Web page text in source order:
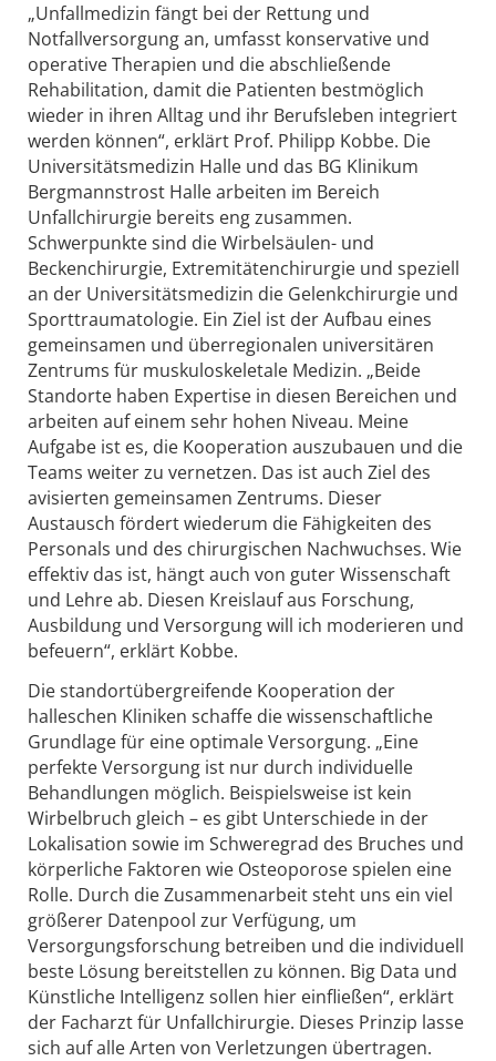
„Unfallmedizin fängt bei der Rettung und
Notfallversorgung an, umfasst konservative und
operative Therapien und die abschließende
Rehabilitation, damit die Patienten bestmöglich
wieder in ihren Alltag und ihr Berufsleben integriert
werden können“, erklärt Prof. Philipp Kobbe. Die
Universitätsmedizin Halle und das BG Klinikum
Bergmannstrost Halle arbeiten im Bereich
Unfallchirurgie bereits eng zusammen.
Schwerpunkte sind die Wirbelsäulen- und
Beckenchirurgie, Extremitätenchirurgie und speziell
an der Universitätsmedizin die Gelenkchirurgie und
Sporttraumatologie. Ein Ziel ist der Aufbau eines
gemeinsamen und überregionalen universitären
Zentrums für muskuloskeletale Medizin. „Beide
Standorte haben Expertise in diesen Bereichen und
arbeiten auf einem sehr hohen Niveau. Meine
Aufgabe ist es, die Kooperation auszubauen und die
Teams weiter zu vernetzen. Das ist auch Ziel des
avisierten gemeinsamen Zentrums. Dieser
Austausch fördert wiederum die Fähigkeiten des
Personals und des chirurgischen Nachwuchses. Wie
effektiv das ist, hängt auch von guter Wissenschaft
und Lehre ab. Diesen Kreislauf aus Forschung,
Ausbildung und Versorgung will ich moderieren und
befeuern“, erklärt Kobbe.
Die standortübergreifende Kooperation der
halleschen Kliniken schaffe die wissenschaftliche
Grundlage für eine optimale Versorgung. „Eine
perfekte Versorgung ist nur durch individuelle
Behandlungen möglich. Beispielsweise ist kein
Wirbelbruch gleich – es gibt Unterschiede in der
Lokalisation sowie im Schweregrad des Bruches und
körperliche Faktoren wie Osteoporose spielen eine
Rolle. Durch die Zusammenarbeit steht uns ein viel
größerer Datenpool zur Verfügung, um
Versorgungsforschung betreiben und die individuell
beste Lösung bereitstellen zu können. Big Data und
Künstliche Intelligenz sollen hier einfließen“, erklärt
der Facharzt für Unfallchirurgie. Dieses Prinzip lasse
sich auf alle Arten von Verletzungen übertragen.